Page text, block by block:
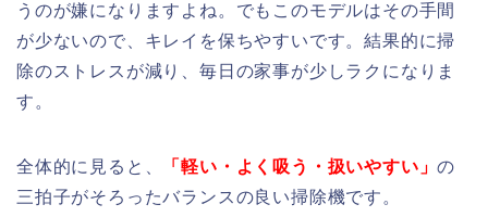
うのが嫌になりますよね。でもこのモデルはその手間
が少ないので、キレイを保ちやすいです。結果的に掃
除のストレスが減り、毎日の家事が少しラクになりま
す。
全体的に見ると、 「軽い・よく吸う・扱いやすい」の
三拍子がそろったバランスの良い掃除機です。